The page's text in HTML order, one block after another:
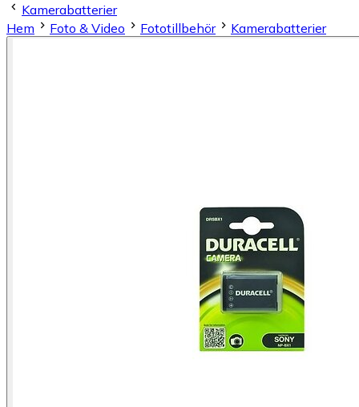
Kamerabatterier
Hem
Foto & Video Fototillbehör Kamerabatterier